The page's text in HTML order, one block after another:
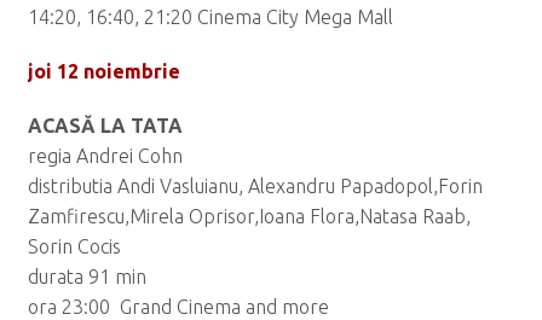
14:20, 16:40, 21:20 Cinema City Mega Mall
joi 12 noiembrie
ACASĂ LA TATA
regia Andrei Cohn
distributia Andi Vasluianu, Alexandru Papadopol,Forin
Zamfirescu,Mirela Oprisor,Ioana Flora,Natasa Raab,
Sorin Cocis
durata 91 min
ora 23:00 Grand Cinema and more